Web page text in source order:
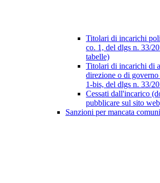
Titolari di incarichi
co. 1, del dlgs n. 33/
tabelle)
Titolari di incarichi di
direzione o di
1-bis, del dlgs n. 33/
Cessati dall'incarico
pubblicare sul sito
Sanzioni per mancata